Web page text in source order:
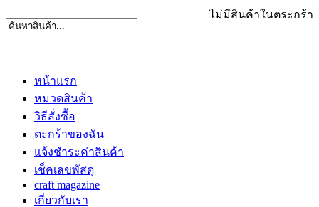
ไม่มีสินค้าในตระกร้า
หน้าแรก
หมวดสินค้า
วิธีสั่งซื้อ
ตะกร้าของฉัน
แจ้งชำระค่าสินค้า
เช็คเลขพัสดุ
craft magazine
เกี่ยวกับเรา